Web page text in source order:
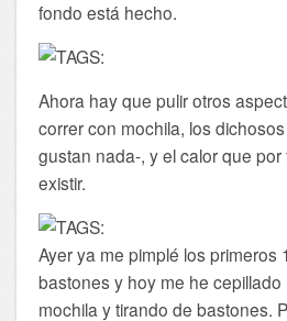
fondo está hecho.
Ahora hay que pulir otros
correr con mochila, los
gustan nada-, y el calor que
existir.
Ayer ya me pimplé los primeros
bastones y hoy me he
mochila y tirando de bastones.